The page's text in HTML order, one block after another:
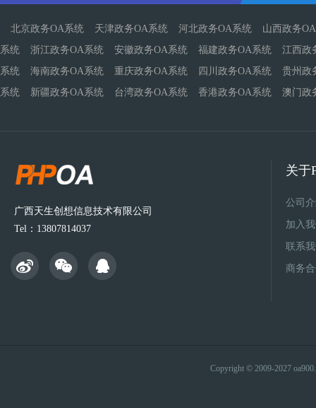
北京政务OA系统 天津政务OA系统 河北政务OA系统
山西政务
系统
浙江政务OA系统 安徽政务OA系统 福建政务OA系统
江西政
系统
海南政务OA系统 重庆政务OA系统 四川政务OA系统
贵州政
系统
新疆政务OA系统 台湾政务OA系统 香港政务OA系统 澳门政
广西天生创想信息技术有限公司
Tel：13807814037
关于
公司
加入
联系
商务
Copyright © 2009-2027